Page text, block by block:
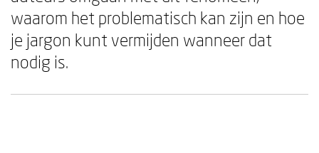
waarom het problematisch kan zijn en hoe
je jargon kunt vermijden wanneer dat
nodig is.